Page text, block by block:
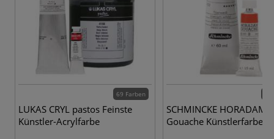
69 Farben
LUKAS CRYL pastos Feinste
Künstler-Acrylfarbe
SCHMINCKE HORADAM®
Gouache Künstlerfarben